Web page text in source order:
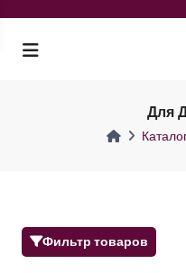
Для
Фильтр товаров